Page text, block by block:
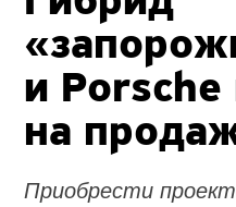
и Porsche
на
Приобрести проект